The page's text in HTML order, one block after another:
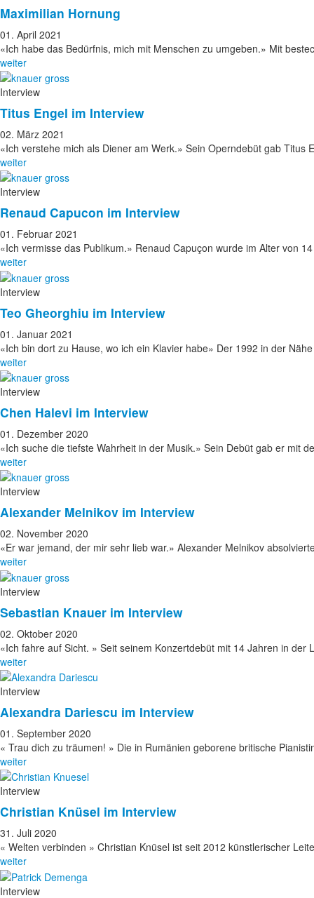
Maximilian Hornung
01. April 2021
«Ich habe das Bedürfnis, mich mit Menschen zu umgeben.» Mit
weiter
Interview
Titus Engel im Interview
02. März 2021
«Ich verstehe mich als Diener am Werk.» Sein Operndebüt gab Titus
weiter
Interview
Renaud Capucon im Interview
01. Februar 2021
«Ich vermisse das Publikum.» Renaud Capuçon wurde im Alter von
weiter
Interview
Teo Gheorghiu im Interview
01. Januar 2021
«Ich bin dort zu Hause, wo ich ein Klavier habe» Der 1992 in der
weiter
Interview
Chen Halevi im Interview
01. Dezember 2020
«Ich suche die tiefste Wahrheit in der Musik.» Sein Debüt gab er mit
weiter
Interview
Alexander Melnikov im Interview
02. November 2020
«Er war jemand, der mir sehr lieb war.» Alexander Melnikov
weiter
Interview
Sebastian Knauer im Interview
02. Oktober 2020
«Ich fahre auf Sicht. » Seit seinem Konzertdebüt mit 14 Jahren in der
weiter
Interview
Alexandra Dariescu im Interview
01. September 2020
« Trau dich zu träumen! » Die in Rumänien geborene britische
weiter
Interview
Christian Knüsel im Interview
31. Juli 2020
« Welten verbinden » Christian Knüsel ist seit 2012 künstlerischer
weiter
Interview